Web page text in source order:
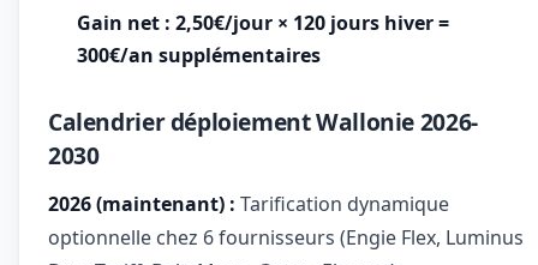
Gain net : 2,50€/jour × 120 jours hiver =
300€/an supplémentaires
Calendrier déploiement Wallonie 2026-
2030
2026 (maintenant) : Tarification dynamique
optionnelle chez 6 fournisseurs (Engie Flex, Luminus